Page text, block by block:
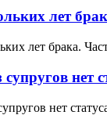
лет
лет брака.
нет
нет